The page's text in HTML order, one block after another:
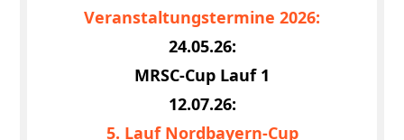
Veranstaltungstermine 2026:
24.05.26:
MRSC-Cup Lauf 1
12.07.26:
5. Lauf Nordbayern-Cup